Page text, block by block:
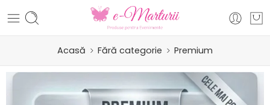
Acasă Fără categorie Premium